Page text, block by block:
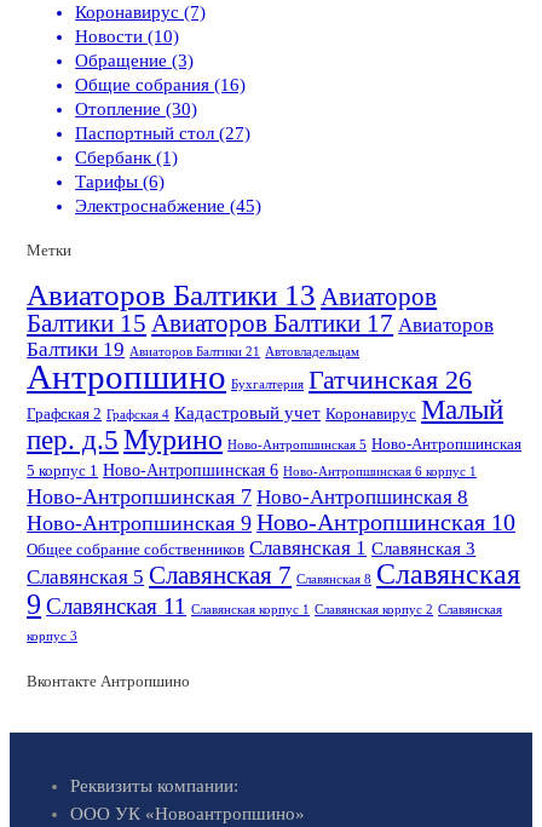
Коронавирус (7)
Новости (10)
Обращение (3)
Общие собрания (16)
Отопление (30)
Паспортный стол (27)
Сбербанк (1)
Тарифы (6)
Электроснабжение (45)
Метки
Авиаторов Балтики 13 Авиаторов
Балтики 15 Авиаторов Балтики 17 Авиаторов
Балтики 19 Авиаторов Балтики 21 Автовладельцам
Антропшино Бухгалтерия Гатчинская 26
Графская 2 Графская 4 Кадастровый учет Коронавирус Малый
пер. д.5Мурино Ново-Антропшинская 5 Ново-Антропшинская
5 корпус 1 Ново-Антропшинская 6 Ново-Антропшинская 6 корпус 1
Ново-Антропшинская 7 Ново-Антропшинская 8
Ново-Антропшинская 9 Ново-Антропшинская 10
Общее собрание собственников Славянская 1 Славянская 3
Славянская 5 Славянская 7 Славянская 8 Славянская
9 Славянская 11 Славянская корпус 1 Славянская корпус 2 Славянская
корпус 3
Вконтакте Антропшино
Реквизиты компании:
ООО УК «Новоантропшино»